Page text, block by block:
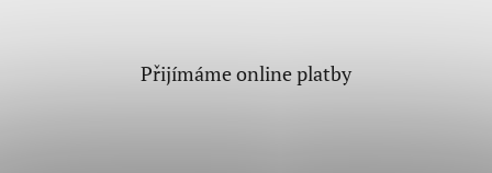
Přijímáme online platby